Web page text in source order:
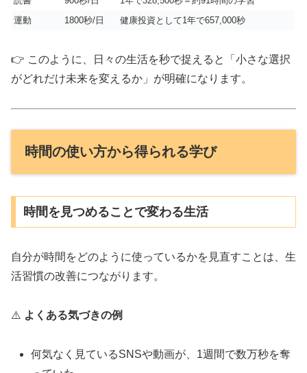
運動
1800秒/日 健康投資として1年で657,000秒
👉 このように、日々の生活を秒で捉えると「小さな選択
がどれだけ未来を変えるか」が明確になります。
時間の使い方から得られる学び
時間を見つめることで変わる生活
自分が時間をどのように使っているかを見直すことは、生
活習慣の改善につながります。
⚠️ よくある気づきの例
何気なく見ているSNSや動画が、1週間で数万秒を奪